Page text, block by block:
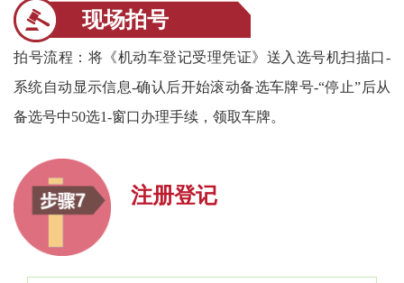
现场拍号
拍号流程：将《机动车登记受理凭证》送入选号机扫描口-
系统自动显示信息-确认后开始滚动备选车牌号-“停止”后从
备选号中50选1-窗口办理手续，领取车牌。
注册登记